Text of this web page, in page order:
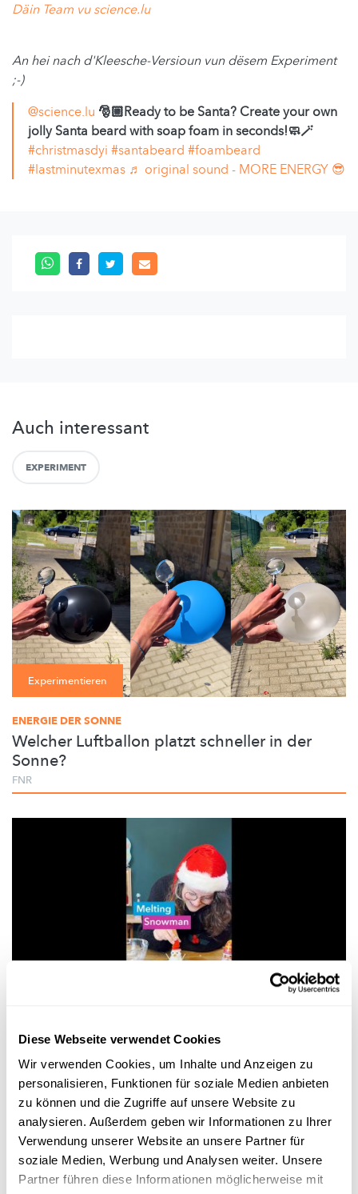
Diese Webseite verwendet Cookies
Wir verwenden Cookies, um Inhalte und Anzeigen zu
personalisieren, Funktionen für soziale Medien anbieten
zu können und die Zugriffe auf unsere Website zu
analysieren. Außerdem geben wir Informationen zu Ihrer
Verwendung unserer Website an unsere Partner für
soziale Medien, Werbung und Analysen weiter. Unsere
Partner führen diese Informationen möglicherweise mit
Däin Team vu science.lu
An hei nach d'Kleesche-Versioun vun dësem Experiment
;-)
@science.lu 🎅🏼Ready to be Santa? Create your own
jolly Santa beard with soap foam in seconds!🧼🪄
#christmasdyi #santabeard #foambeard
#lastminutexmas ♬ original sound - MORE ENERGY 😎
Auch interessant
EXPERIMENT
Experimentieren
ENERGIE DER SONNE
Welcher Luftballon platzt schneller in der
Sonne?
FNR
Bau e Schnéimännchen ouni Schnéi – a looss
e schmëlzen
FNR